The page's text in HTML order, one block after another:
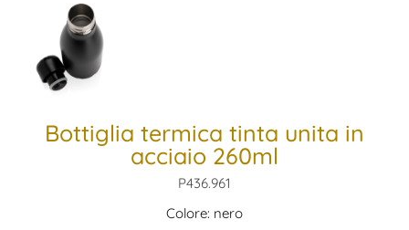
Bottiglia termica tinta unita in
acciaio 260ml
P436.961
Colore: nero